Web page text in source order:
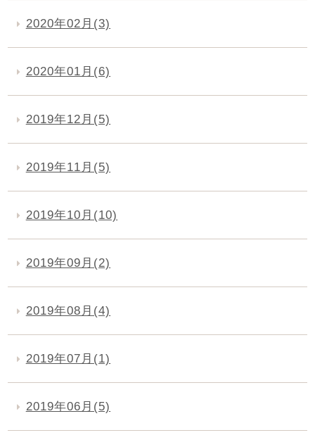
2020年02月(3)
2020年01月(6)
2019年12月(5)
2019年11月(5)
2019年10月(10)
2019年09月(2)
2019年08月(4)
2019年07月(1)
2019年06月(5)